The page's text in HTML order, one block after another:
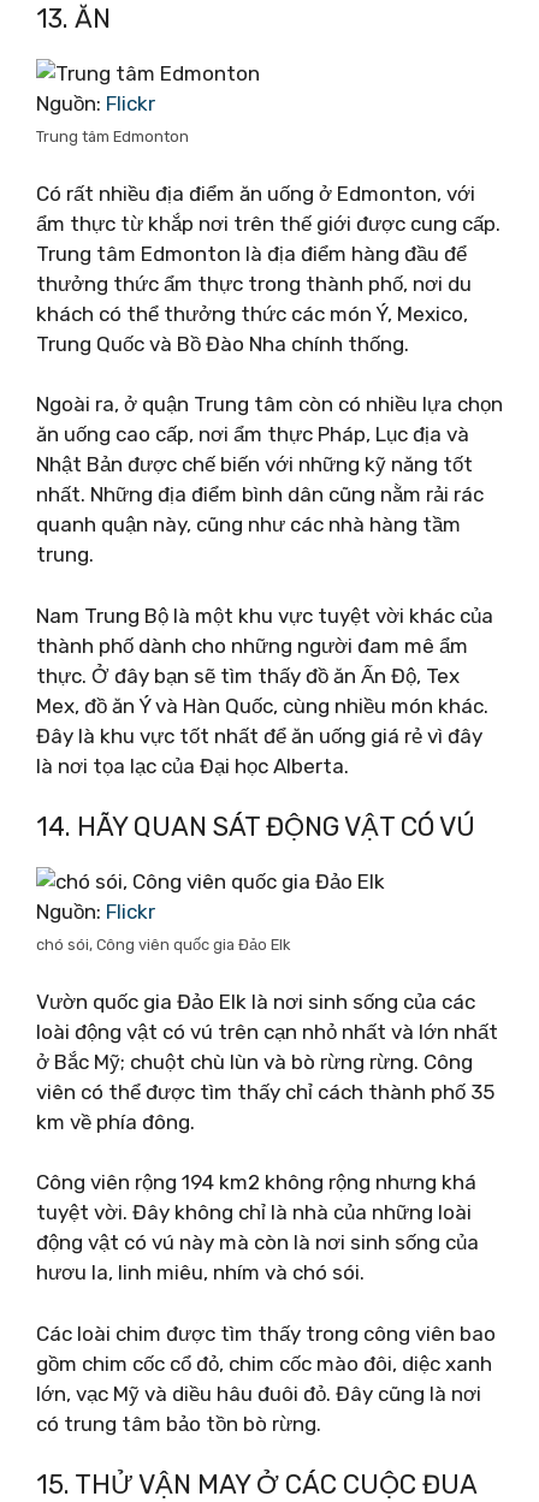
13. ĂN
Nguồn: Flickr
Trung tâm Edmonton
Có rất nhiều địa điểm ăn uống ở Edmonton, với
ẩm thực từ khắp nơi trên thế giới được cung cấp.
Trung tâm Edmonton là địa điểm hàng đầu để
thưởng thức ẩm thực trong thành phố, nơi du
khách có thể thưởng thức các món Ý, Mexico,
Trung Quốc và Bồ Đào Nha chính thống.
Ngoài ra, ở quận Trung tâm còn có nhiều lựa chọn
ăn uống cao cấp, nơi ẩm thực Pháp, Lục địa và
Nhật Bản được chế biến với những kỹ năng tốt
nhất. Những địa điểm bình dân cũng nằm rải rác
quanh quận này, cũng như các nhà hàng tầm
trung.
Nam Trung Bộ là một khu vực tuyệt vời khác của
thành phố dành cho những người đam mê ẩm
thực. Ở đây bạn sẽ tìm thấy đồ ăn Ấn Độ, Tex
Mex, đồ ăn Ý và Hàn Quốc, cùng nhiều món khác.
Đây là khu vực tốt nhất để ăn uống giá rẻ vì đây
là nơi tọa lạc của Đại học Alberta.
14. HÃY QUAN SÁT ĐỘNG VẬT CÓ VÚ
Nguồn: Flickr
chó sói, Công viên quốc gia Đảo Elk
Vườn quốc gia Đảo Elk là nơi sinh sống của các
loài động vật có vú trên cạn nhỏ nhất và lớn nhất
ở Bắc Mỹ; chuột chù lùn và bò rừng rừng. Công
viên có thể được tìm thấy chỉ cách thành phố 35
km về phía đông.
Công viên rộng 194 km2 không rộng nhưng khá
tuyệt vời. Đây không chỉ là nhà của những loài
động vật có vú này mà còn là nơi sinh sống của
hươu la, linh miêu, nhím và chó sói.
Các loài chim được tìm thấy trong công viên bao
gồm chim cốc cổ đỏ, chim cốc mào đôi, diệc xanh
lớn, vạc Mỹ và diều hâu đuôi đỏ. Đây cũng là nơi
có trung tâm bảo tồn bò rừng.
15. THỬ VẬN ​​MAY Ở CÁC CUỘC ĐUA